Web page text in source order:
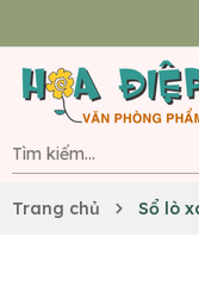
Trang chủ Sổ lò